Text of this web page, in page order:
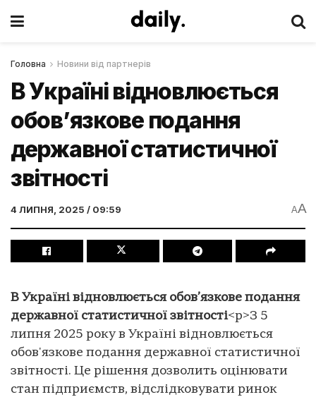
Головна Новини від партнерів
В Україні відновлюється
обов’язкове подання
державної статистичної
звітності
4 ЛИПНЯ, 2025 / 09:59 AA
В Україні відновлюється обов’язкове подання
державної статистичної звітності<p>З 5
липня 2025 року в Україні відновлюється
обов'язкове подання державної статистичної
звітності. Це рішення дозволить оцінювати
стан підприємств, відслідковувати ринок